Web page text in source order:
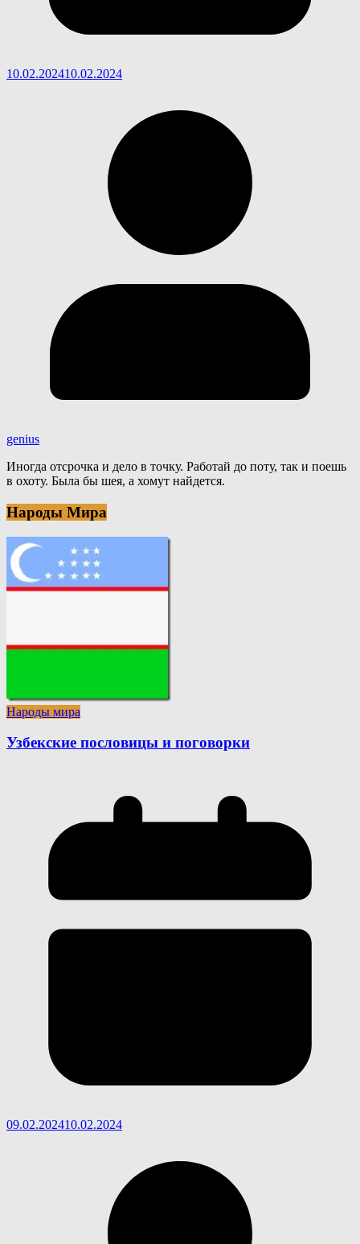
10.02.202410.02.2024
genius
Иногда отсрочка и дело в точку. Работай до поту, так и поешь
в охоту. Была бы шея, а хомут найдется.
Народы Мира
Народы мира
Узбекские пословицы и поговорки
09.02.202410.02.2024